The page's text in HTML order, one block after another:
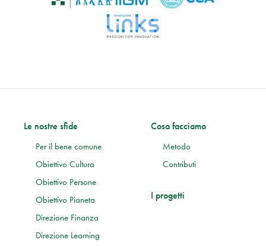
Le nostre sfide
Per il bene comune
Obiettivo Cultura
Obiettivo Persone
Obiettivo Pianeta
Direzione Finanza
Direzione Learning
Cosa facciamo
Metodo
Contributi
I progetti